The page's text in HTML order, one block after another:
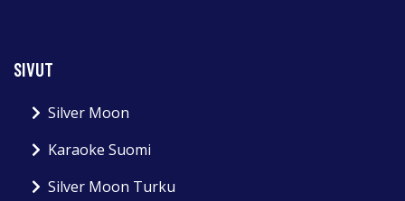
SIVUT
Silver Moon
Karaoke Suomi
Silver Moon Turku